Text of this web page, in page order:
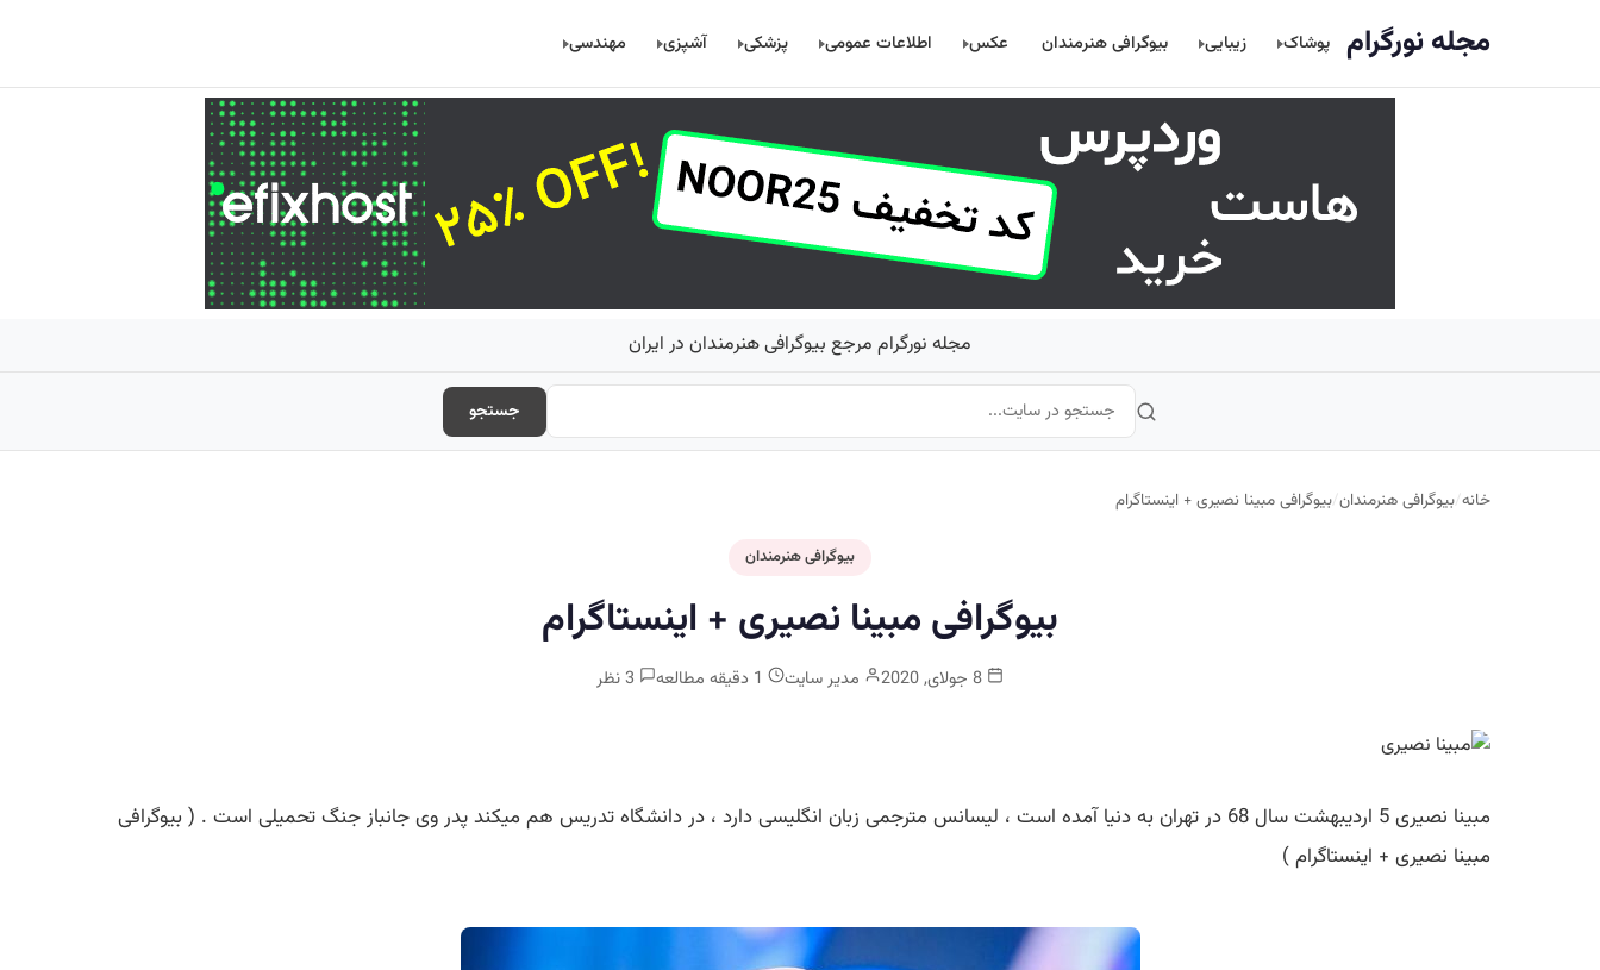
مجله نورگرام پوشاک زیبایی بیوگرافی هنرمندان عکس اطلاعات عمومی پزشکی آشپزی مهندسی
مجله نورگرام مرجع بیوگرافی هنرمندان در ایران
جستجو
خانه/بیوگرافی هنرمندان/بیوگرافی مبینا نصیری + اینستاگرام
بیوگرافی هنرمندان
بیوگرافی مبینا نصیری + اینستاگرام
مدیر سایت
مبینا نصیری 5 اردیبهشت سال 68 در تهران به دنیا آمده است ، لیسانس مترجمی زبان انگلیسی دارد ، در دانشگاه تدریس هم میکند پدر وی جانباز جنگ تحمیلی است . ( بیوگرافی
مبینا نصیری + اینستاگرام )